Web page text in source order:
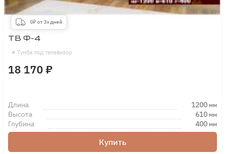
0₽ от 3х дней
Тумба под телевизор
ТВ Ф-4
18 170 ₽
Длина 1200 мм
Высота 610 мм
Глубина 400 мм
Купить